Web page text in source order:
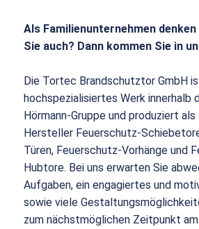
Als Familienunternehmen
Sie auch? Dann kommen Sie in
Die Tortec Brandschutztor GmbH
hochspezialisiertes Werk innerhalb
Hörmann-Gruppe und produziert
Hersteller Feuerschutz-
Türen, Feuerschutz-Vorhänge und
Hubtore. Bei uns erwarten Sie
Aufgaben, ein engagiertes und
sowie viele
zum nächstmöglichen Zeitpunkt